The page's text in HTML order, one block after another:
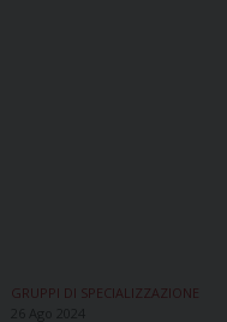
GRUPPI DI SPECIALIZZAZIONE